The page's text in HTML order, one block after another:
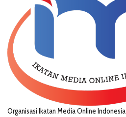
Organisasi Ikatan Media Online Indonesia